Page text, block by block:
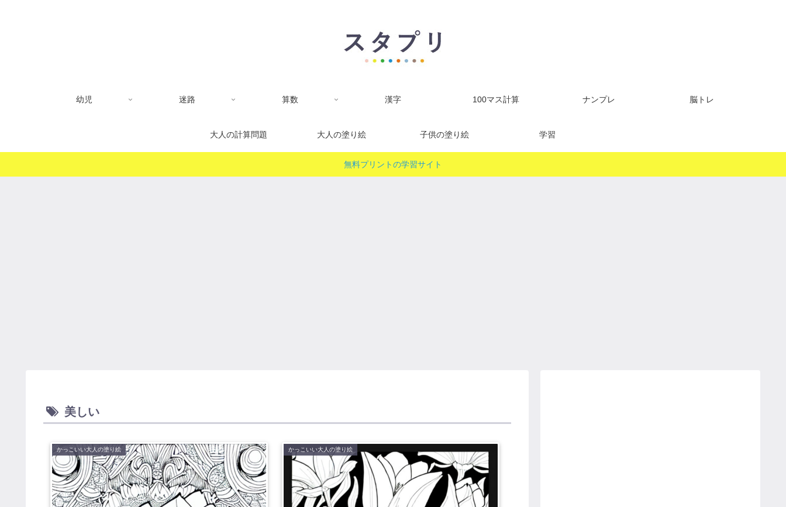
幼児 迷路 算数 漢字 100マス計算 ナンプレ 脳トレ
大人の計算問題 大人の塗り絵 子供の塗り絵 学習
無料プリントの学習サイト
美しい
かっこいい大人の塗り絵 かっこいい大人の塗り絵